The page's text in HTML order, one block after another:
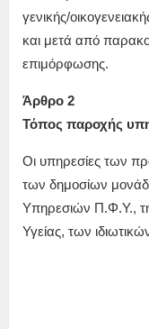
γενικής/
και μετά από
επιμόρφωσης.
Άρθρο 2
Τόπος παροχής
Οι υπηρεσίες των
των δημοσίων
Υπηρεσιών Π.Φ.Υ.,
Υγείας, των